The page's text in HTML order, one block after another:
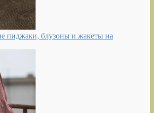
пиджаки, блузоны и жакеты на